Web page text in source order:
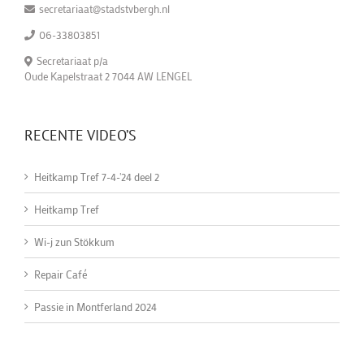
secretariaat@stadstvbergh.nl
06-33803851
Secretariaat p/a
Oude Kapelstraat 2 7044 AW LENGEL
RECENTE VIDEO’S
Heitkamp Tref 7-4-'24 deel 2
Heitkamp Tref
Wi-j zun Stökkum
Repair Café
Passie in Montferland 2024